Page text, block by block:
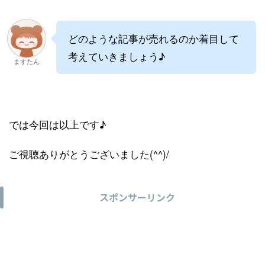
ますたん
どのような記事が売れるのか着目して
考えていきましょう♪
では今回は以上です♪
ご視聴ありがとうございました(^^)/
スポンサーリンク